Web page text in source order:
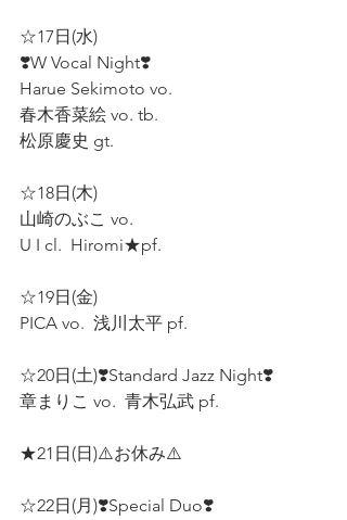
☆17日(水)
❣️W Vocal Night❣️
Harue Sekimoto vo.
春木香菜絵 vo. tb.
松原慶史 gt.
☆18日(木)
山崎のぶこ vo.
U I cl.  Hiromi★pf.
☆19日(金)
PICA vo.  浅川太平 pf.
☆20日(土)❣️Standard Jazz Night❣️
章まりこ vo.  青木弘武 pf.
★21日(日)⚠️お休み⚠️
☆22日(月)❣️Special Duo❣️